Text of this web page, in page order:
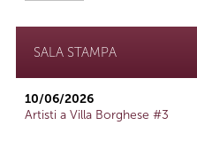
SALA STAMPA
10/06/2026
Artisti a Villa Borghese #3